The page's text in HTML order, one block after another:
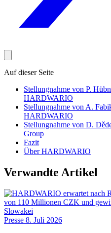
Auf dieser Seite
Stellungnahme von P.
HARDWARIO
Stellungnahme von A.
HARDWARIO
Stellungnahme von D.
Group
Fazit
Über HARDWARIO
Verwandte Artikel
Presse 8. Juli 2026